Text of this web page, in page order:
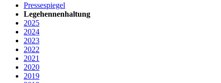
Pressespiegel
Legehennenhaltung
2025
2024
2023
2022
2021
2020
2019